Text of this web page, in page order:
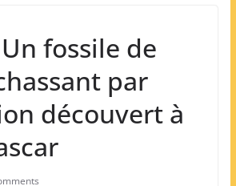
fossile de
par
découvert à